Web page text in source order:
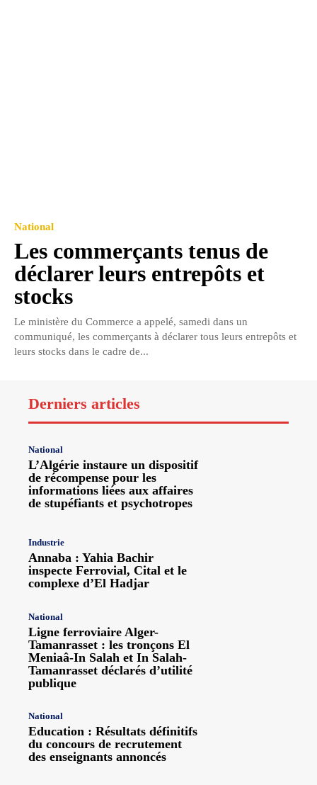
National
Les commerçants tenus de
déclarer leurs entrepôts et
stocks
Le ministère du Commerce a appelé, samedi dans un
communiqué, les commerçants à déclarer tous leurs entrepôts et
leurs stocks dans le cadre de...
Derniers articles
National
L’Algérie instaure un dispositif
de récompense pour les
informations liées aux affaires
de stupéfiants et psychotropes
Industrie
Annaba : Yahia Bachir
inspecte Ferrovial, Cital et le
complexe d’El Hadjar
National
Ligne ferroviaire Alger-
Tamanrasset : les tronçons El
Meniaâ-In Salah et In Salah-
Tamanrasset déclarés d’utilité
publique
National
Education : Résultats définitifs
du concours de recrutement
des enseignants annoncés